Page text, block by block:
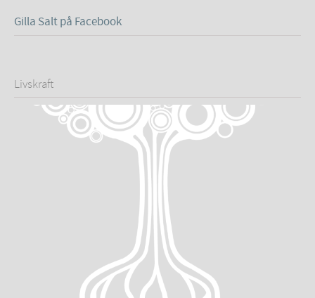
Gilla Salt på Facebook
Livskraft